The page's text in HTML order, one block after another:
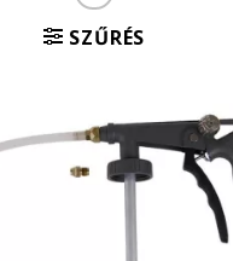
SZŰRÉS